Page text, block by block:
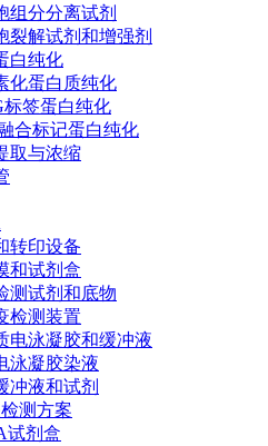
组分分离试剂
裂解试剂和增强剂
白纯化
化蛋白质纯化
签蛋白纯化
合标记蛋白纯化
取与浓缩
转印设备
和试剂盒
测试剂和底物
检测装置
电泳凝胶和缓冲液
泳凝胶染液
冲液和试剂
测方案
试剂盒